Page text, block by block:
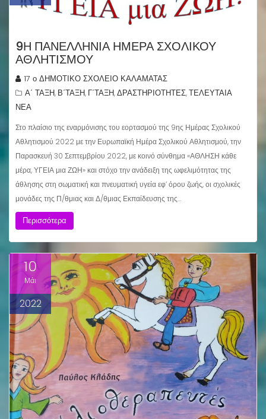
9Η ΠΑΝΕΛΛΗΝΙΑ ΗΜΕΡΑ ΣΧΟΛΙΚΟΥ
ΑΘΛΗΤΙΣΜΟΥ
17 ο ΔΗΜΟΤΙΚΟ ΣΧΟΛΕΙΟ ΚΑΛΑΜΑΤΑΣ
Α΄ ΤΑΞΗ, Β΄ΤΑΞΗ, Γ΄ΤΑΞΗ,ΔΡΑΣΤΗΡΙΟΤΗΤΕΣ,ΤΕΛΕΥΤΑΙΑ
ΝΕΑ
Στο πλαίσιο της εναρμόνισης του εορτασμού της 9ης Ημέρας Σχολικού
Αθλητισμού 2022 με την Ευρωπαϊκή Ημέρα Σχολικού Αθλητισμού, την
Παρασκευή 30 Σεπτεμβρίου 2022, με κοινό σύνθημα «ΑΘΛΗΣΗ κάθε
μέρα, ΥΓΕΙΑ μια ΖΩΗ» και στόχο την ανάδειξη της ωφελιμότητας της
άθλησης στη σωματική και πνευματική υγεία εφ’ όρου ζωής, οι σχολικές
μονάδες της Π/θμιας και Δ/θμιας Εκπαίδευσης της…
Περισσότερα
10
Μάι
2022